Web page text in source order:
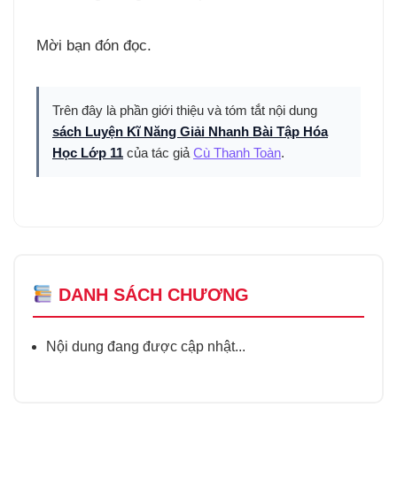
Mời bạn đón đọc.
Trên đây là phần giới thiệu và tóm tắt nội dung
sách Luyện Kĩ Năng Giải Nhanh Bài Tập Hóa
Học Lớp 11 của tác giả Cù Thanh Toàn.
DANH SÁCH CHƯƠNG
Nội dung đang được cập nhật...